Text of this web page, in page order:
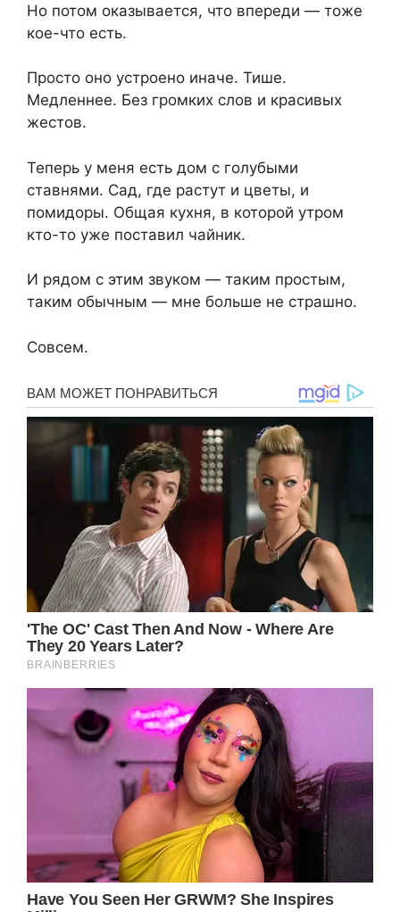
Но потом оказывается, что впереди — тоже
кое-что есть.
Просто оно устроено иначе. Тише.
Медленнее. Без громких слов и красивых
жестов.
Теперь у меня есть дом с голубыми
ставнями. Сад, где растут и цветы, и
помидоры. Общая кухня, в которой утром
кто-то уже поставил чайник.
И рядом с этим звуком — таким простым,
таким обычным — мне больше не страшно.
Совсем.